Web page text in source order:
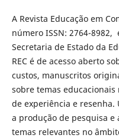
A Revista Educação em
número ISSN: 2764-
Secretaria de Estado da
REC é de acesso aberto
custos, manuscritos
sobre temas
de experiência e resenha.
a produção de pesquisa e
temas relevantes no